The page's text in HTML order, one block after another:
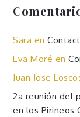
Sara en
Eva Moré en
Juan Jose
2a reunión del
en los Pirineos